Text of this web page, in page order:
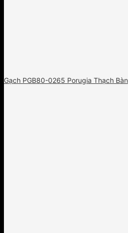
Gạch PGB80-0265 Porugia Thạch Bàn